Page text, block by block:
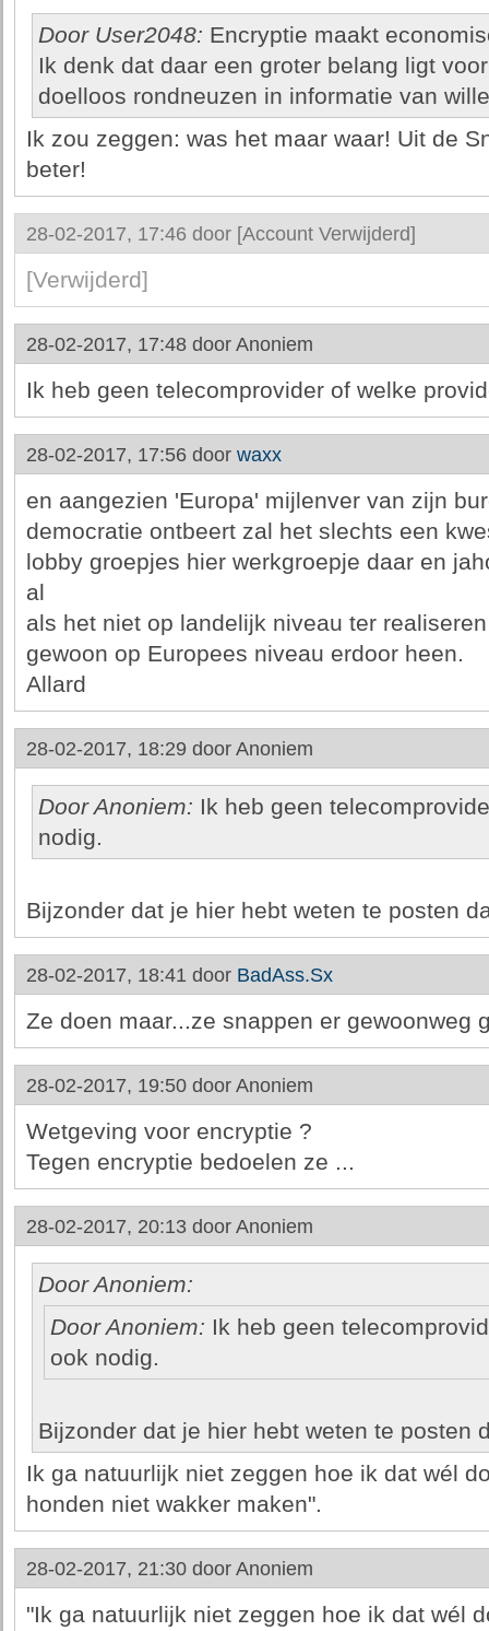
Door User2048: Encryptie maakt
Ik denk dat daar een groter belang ligt
doelloos rondneuzen in informatie van
Ik zou zeggen: was het maar waar! Uit de
beter!
28-02-2017, 17:46 door [Account Verwijderd]
[Verwijderd]
28-02-2017, 17:48 door Anoniem
Ik heb geen telecomprovider of welke
28-02-2017, 17:56 door waxx
en aangezien 'Europa' mijlenver van zijn
democratie ontbeert zal het slechts een
lobby groepjes hier werkgroepje daar en
al
als het niet op landelijk niveau ter
gewoon op Europees niveau erdoor heen.
Allard
28-02-2017, 18:29 door Anoniem
Door Anoniem: Ik heb geen
nodig.
Bijzonder dat je hier hebt weten te posten
28-02-2017, 18:41 door BadAss.Sx
Ze doen maar...ze snappen er gewoonweg
28-02-2017, 19:50 door Anoniem
Wetgeving voor encryptie ?
Tegen encryptie bedoelen ze ...
28-02-2017, 20:13 door Anoniem
Door Anoniem:
Door Anoniem: Ik heb geen
ook nodig.
Bijzonder dat je hier hebt weten te posten
Ik ga natuurlijk niet zeggen hoe ik dat wél
honden niet wakker maken".
28-02-2017, 21:30 door Anoniem
"Ik ga natuurlijk niet zeggen hoe ik dat wél